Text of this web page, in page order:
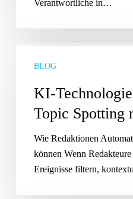
Verantwortliche in…
Technologie
Trends
Spotting
nutzen
BLOG
KI-
Topic Spotting
Wie Redaktionen
können Wenn
Ereignisse filtern,